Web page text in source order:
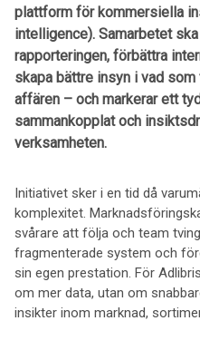
plattform för kommersiella
intelligence). Samarbetet
rapporteringen, förbättra
skapa bättre insyn i vad
affären – och markerar ett
sammankopplat och
verksamheten.
Initiativet sker i en tid då
komplexitet.
svårare att följa och team
fragmenterade system och
sin egen prestation. För
om mer data, utan om
insikter inom marknad,